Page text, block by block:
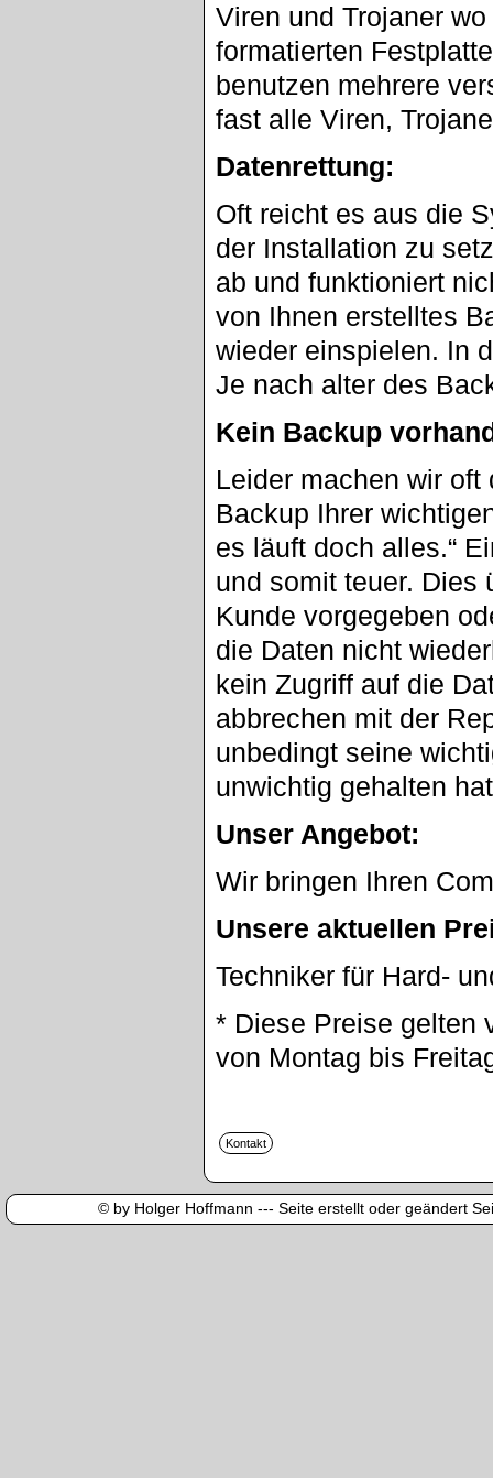
Viren und Trojaner
formatierten
benutzen mehrere
fast alle Viren,
Datenrettung:
Oft reicht es aus die
der Installation zu
ab und funktioniert
von Ihnen erstelltes
wieder einspielen. In
Je nach alter des
Kein Backup
Leider machen wir
Backup Ihrer
es läuft doch alles.“
und somit teuer. Dies
Kunde vorgegeben
die Daten nicht
kein Zugriff auf die
abbrechen mit der
unbedingt seine
unwichtig gehalten
Unser Angebot:
Wir bringen Ihren
Unsere aktuellen
Techniker für Hard-
* Diese Preise gelten
von Montag bis
© by Holger Hoffmann --- Seite erstellt oder geändert